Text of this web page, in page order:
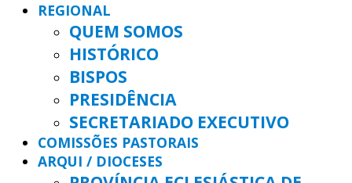
REGIONAL
QUEM SOMOS
HISTÓRICO
BISPOS
PRESIDÊNCIA
SECRETARIADO EXECUTIVO
COMISSÕES PASTORAIS
ARQUI / DIOCESES